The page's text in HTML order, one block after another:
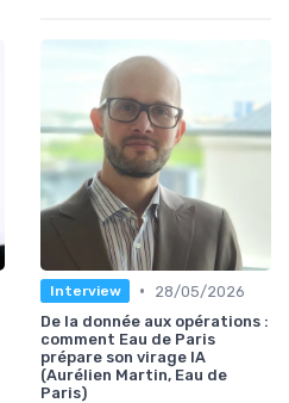
Interview •
28/05/2026
De la donnée aux opérations :
comment Eau de Paris
prépare son virage IA
(Aurélien Martin, Eau de
Paris)